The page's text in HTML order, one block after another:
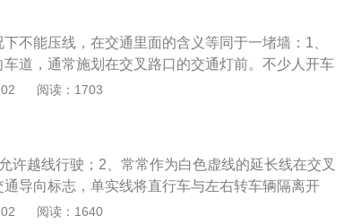
不能压线，在交通里面的含义等同于一堵墙：1、
道，通常施划在交叉路口的交通灯前。不少人开车
是这种标线；2、单黄实线的作用是禁止双方向车
危险需要禁止超车的路段；3、双黄实线的作用和
，而且没有设置实体中央分隔带的道路上；4、黄
及允许掉头的路段，也能起到分隔双方向车道的作
线或压线行驶，虚线一侧准许车辆暂时越线或转
阅读：1703
许越线行驶；2、常常作为白色虚线的延长线在交叉
导向标志，单实线将直行车与左右转车辆隔离开
辆的情况；3、处罚：针对机动车压白色实线或越
阅读：1640